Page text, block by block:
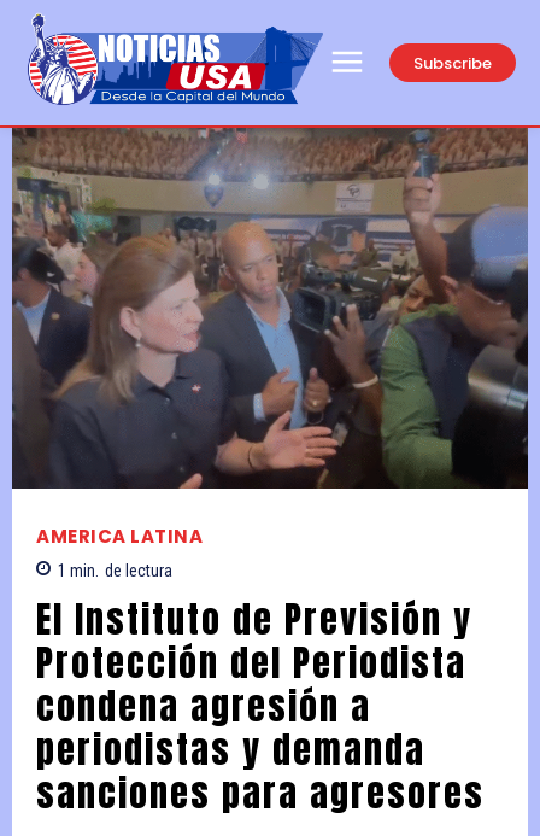
Subscribe
AMERICA LATINA
1 min. de lectura
El Instituto de Previsión y
Protección del Periodista
condena agresión a
periodistas y demanda
sanciones para agresores